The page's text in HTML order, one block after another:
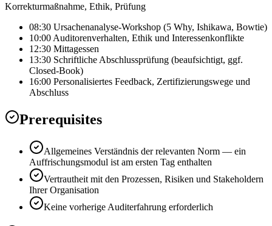
Korrekturmaßnahme, Ethik, Prüfung
08:30 Ursachenanalyse-Workshop (5 Why, Ishikawa, Bowtie)
10:00 Auditorenverhalten, Ethik und Interessenkonflikte
12:30 Mittagessen
13:30 Schriftliche Abschlussprüfung (beaufsichtigt, ggf.
Closed-Book)
16:00 Personalisiertes Feedback, Zertifizierungswege und
Abschluss
Prerequisites
Allgemeines Verständnis der relevanten Norm — ein
Auffrischungsmodul ist am ersten Tag enthalten
Vertrautheit mit den Prozessen, Risiken und Stakeholdern
Ihrer Organisation
Keine vorherige Auditerfahrung erforderlich